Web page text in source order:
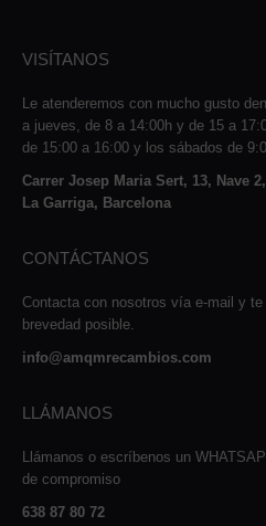
VISÍTANOS
Le atenderemos con mucho gusto
a jueves, de 8 a 14:00h y de 15 a
de 15:00 a 16:00 y los sábados de
Carrer Josep Maria Sert, 13, Nave
La Garriga, Barcelona
CONTÁCTANOS
Contacta con nosotros vía e-mail y
brevedad posible.
info@amqmrecambios.com
LLÁMANOS
Llámanos o escríbenos un
de compromiso
638 87 80 72